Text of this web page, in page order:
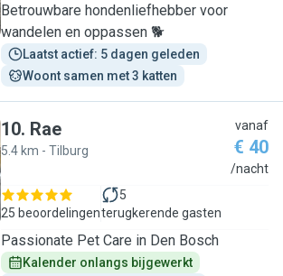
Betrouwbare hondenliefhebber voor
wandelen en oppassen 🐕
Laatst actief: 5 dagen geleden
Woont samen met 3 katten
10. Rae
5.4 km - Tilburg
vanaf
€ 40
/nacht
25 beoordelingen
5
terugkerende gasten
Passionate Pet Care in Den Bosch
Kalender onlangs bijgewerkt